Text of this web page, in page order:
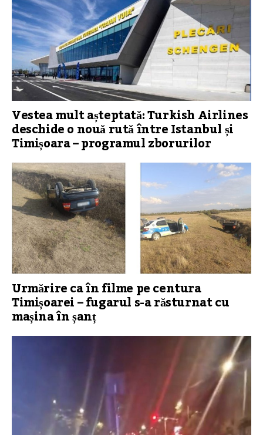
Vestea mult așteptată: Turkish Airlines
deschide o nouă rută între Istanbul și
Timișoara – programul zborurilor
Urmărire ca în filme pe centura
Timișoarei – fugarul s-a răsturnat cu
mașina în șanț